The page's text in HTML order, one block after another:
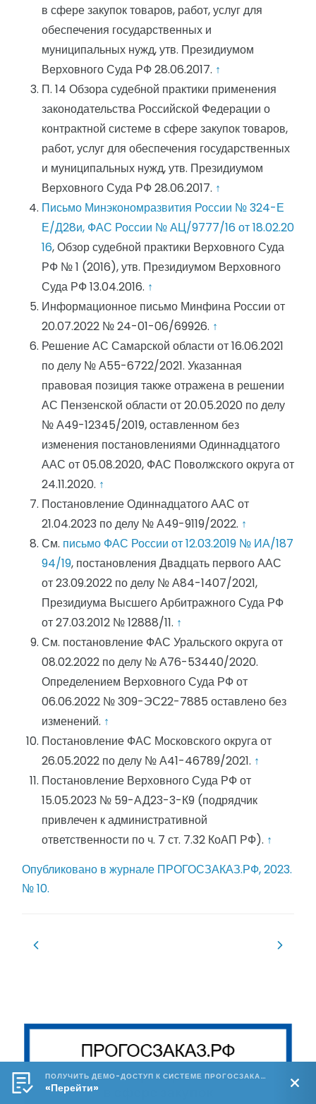
в сфере закупок товаров, работ, услуг для
обеспечения государственных и
муниципальных нужд, утв. Президиумом
Верховного Суда РФ 28.06.2017. ↑
П. 14 Обзора судебной практики применения
законодательства Российской Федерации о
контрактной системе в сфере закупок товаров,
работ, услуг для обеспечения государственных
и муниципальных нужд, утв. Президиумом
Верховного Суда РФ 28.06.2017. ↑
Письмо Минэкономразвития России № 324-Е
Е/Д28и, ФАС России № АЦ/9777/16 от 18.02.20
16, Обзор судебной практики Верховного Суда
РФ № 1 (2016), утв. Президиумом Верховного
Суда РФ 13.04.2016. ↑
Информационное письмо Минфина России от
20.07.2022 № 24-01-06/69926. ↑
Решение АС Самарской области от 16.06.2021
по делу № А55-6722/2021. Указанная
правовая позиция также отражена в решении
АС Пензенской области от 20.05.2020 по делу
№ А49-12345/2019, оставленном без
изменения постановлениями Одиннадцатого
ААС от 05.08.2020, ФАС Поволжского округа от
24.11.2020. ↑
Постановление Одиннадцатого ААС от
21.04.2023 по делу № А49-9119/2022. ↑
См. письмо ФАС России от 12.03.2019 № ИА/187
94/19, постановления Двадцать первого ААС
от 23.09.2022 по делу № А84-1407/2021,
Президиума Высшего Арбитражного Суда РФ
от 27.03.2012 № 12888/11. ↑
См. постановление ФАС Уральского округа от
08.02.2022 по делу № А76-53440/2020.
Определением Верховного Суда РФ от
06.06.2022 № 309-ЭС22-7885 оставлено без
изменений. ↑
Постановление ФАС Московского округа от
26.05.2022 по делу № А41-46789/2021. ↑
Постановление Верховного Суда РФ от
15.05.2023 № 59-АД23-3-К9 (подрядчик
привлечен к административной
ответственности по ч. 7 ст. 7.32 КоАП РФ). ↑
Опубликовано в журнале ПРОГОСЗАКАЗ.РФ, 2023.
№ 10.
ПОЛУЧИТЬ ДЕМО-ДОСТУП К СИСТЕМЕ ПРОГОСЗАКАЗ.РФ 🔥
«Перейти»